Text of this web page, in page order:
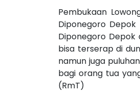
Pembukaan
Diponegoro
Diponegoro Depok
bisa terserap di
namun juga
bagi orang tua
(RmT)